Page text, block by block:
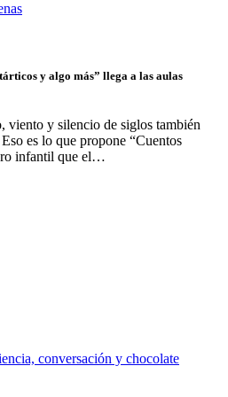
y algo más” llega a las aulas
viento y silencio de siglos también
es lo que propone “Cuentos
infantil que el…